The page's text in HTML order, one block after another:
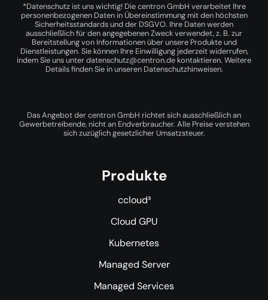
*Datenschutz ist uns wichtig! Die centron GmbH verarbeitet Ihre
personenbezogenen Daten in Übereinstimmung mit den höchsten
Sicherheitsstandards und der DSGVO. Ihre Daten werden
ausschließlich für den angegebenen Zweck verwendet, z. B. zur
Bereitstellung von Informationen über unsere Produkte und
Dienstleistungen. Sie können Ihre Einwilligung jederzeit widerrufen,
indem Sie uns unterdatenschutz@centron.de kontaktieren. Weitere
Details finden Sie in unseren Datenschutzhinweisen.
Das Angebot der centron GmbH richtet sich ausschließlich an
Gewerbetreibende, nicht an Endverbraucher. Alle Preise verstehen
sich zuzüglich gesetzlicher Umsatzsteuer.
Produkte
ccloud³
Cloud GPU
Kubernetes
Managed Server
Managed Services